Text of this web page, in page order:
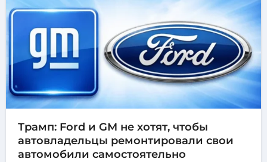
Трамп: Ford и GM не хотят, чтобы
автовладельцы ремонтировали свои
автомобили самостоятельно